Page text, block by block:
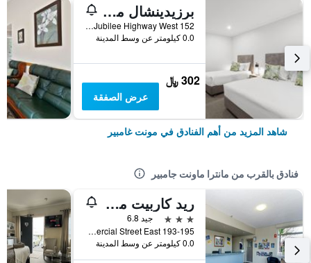
برزيدينشال موتل
152 Jubilee Highway West, مونت غامبير, SA, أستراليا
0.0 كيلومتر عن وسط المدينة
302 ﷼
عرض الصفقة
شاهد المزيد من أهم الفنادق في مونت غامبير
فنادق بالقرب من مانترا ماونت جامبير
ريد كاربيت موتل
3 نجوم
جيد 6.8
193-195 Commercial Street East, مونت غامبير, SA, أستراليا
0.0 كيلومتر عن وسط المدينة